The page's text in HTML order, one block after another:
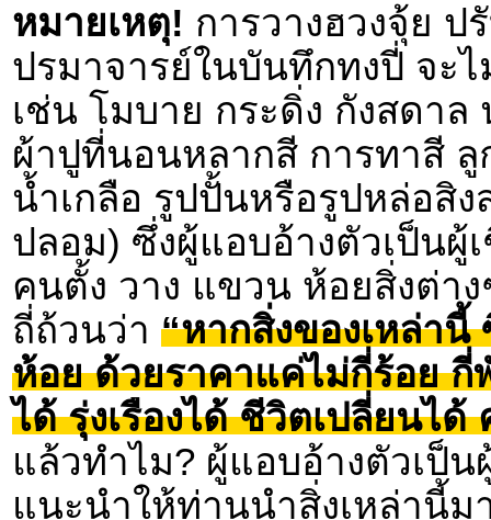
หมายเหตุ! การวางฮวงจุ้ย
ปรมาจารย์ในบันทึกทงปี่ จะ
เช่น โมบาย กระดิ่ง กังสดา
ผ้าปูที่นอนหลากสี การทาสี
น้ำเกลือ รูปปั้นหรือรูปหล่อสิ
ปลอม) ซึ่งผู้แอบอ้างตัวเป็น
คนตั้ง วาง แขวน ห้อยสิ่งต่า
ถี่ถ้วนว่า “หากสิ่งของเหล่า
ห้อย ด้วยราคาแค่ไม่กี่ร้อย
ได้ รุ่งเรืองได้ ชีวิตเปลี่ยนไ
แล้วทำไม? ผู้แอบอ้างตัวเป็
แนะนำให้ท่านนำสิ่งเหล่านี้ม